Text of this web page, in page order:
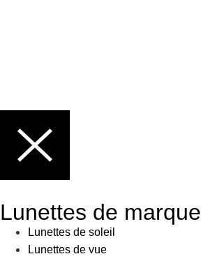
Lunettes de marque
Lunettes de soleil
Lunettes de vue